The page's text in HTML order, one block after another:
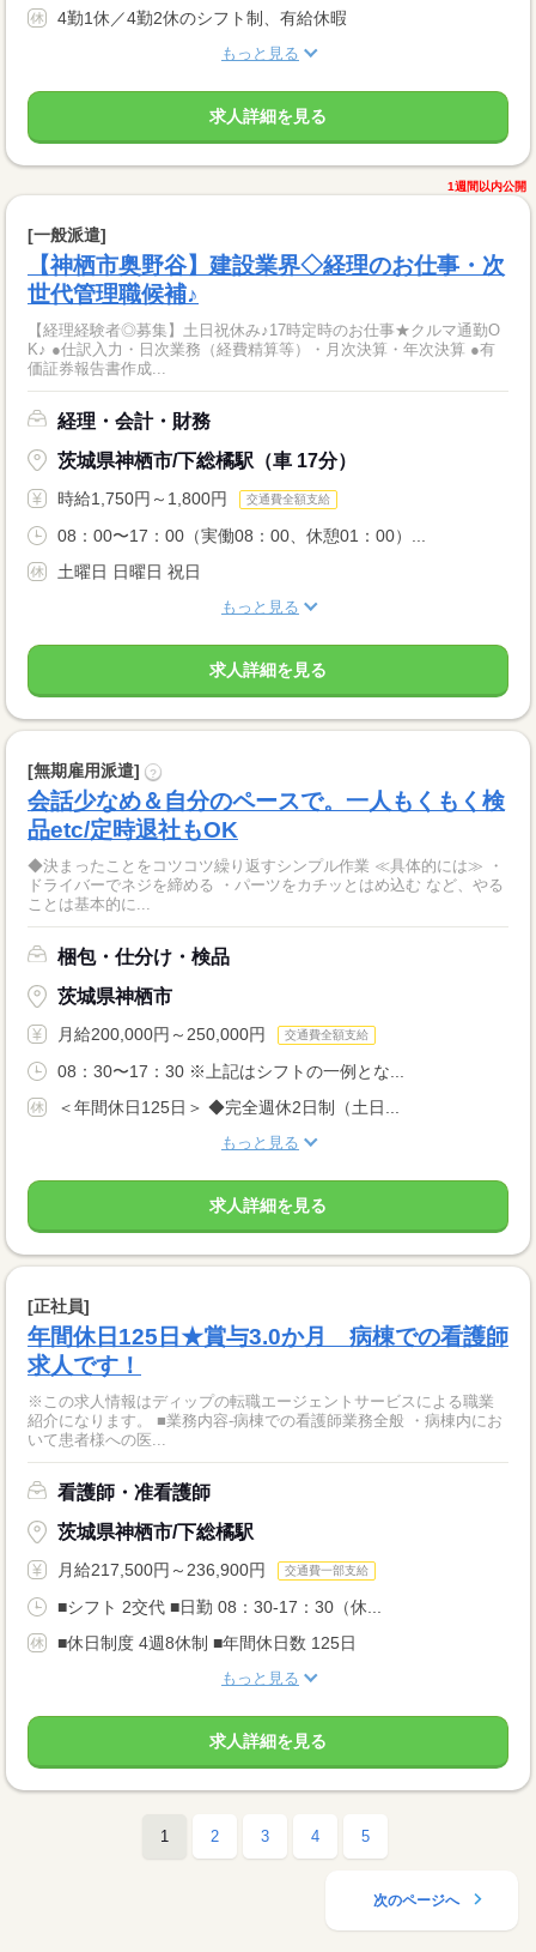
4勤1休／4勤2休のシフト制、有給休暇
もっと見る
求人詳細を見る
1週間以内公開
[一般派遣]
【神栖市奥野谷】建設業界◇経理のお仕事・次
世代管理職候補♪
【経理経験者◎募集】土日祝休み♪17時定時のお仕事★クルマ通勤O
K♪ ●仕訳入力・日次業務（経費精算等）・月次決算・年次決算 ●有
価証券報告書作成...
経理・会計・財務
茨城県神栖市/下総橘駅（車 17分）
時給1,750円～1,800円 交通費全額支給
08：00〜17：00（実働08：00、休憩01：00）...
土曜日 日曜日 祝日
もっと見る
求人詳細を見る
[無期雇用派遣] ?
会話少なめ＆自分のペースで。一人もくもく検
品etc/定時退社もOK
◆決まったことをコツコツ繰り返すシンプル作業 ≪具体的には≫ ・
ドライバーでネジを締める ・パーツをカチッとはめ込む など、やる
ことは基本的に...
梱包・仕分け・検品
茨城県神栖市
月給200,000円～250,000円 交通費全額支給
08：30〜17：30 ※上記はシフトの一例とな...
＜年間休日125日＞ ◆完全週休2日制（土日...
もっと見る
求人詳細を見る
[正社員]
年間休日125日★賞与3.0か月 病棟での看護師
求人です！
※この求人情報はディップの転職エージェントサービスによる職業
紹介になります。 ■業務内容‐病棟での看護師業務全般 ・病棟内にお
いて患者様への医...
看護師・准看護師
茨城県神栖市/下総橘駅
月給217,500円～236,900円 交通費一部支給
■シフト 2交代 ■日勤 08：30-17：30（休...
■休日制度 4週8休制 ■年間休日数 125日
もっと見る
求人詳細を見る
1 2 3 4 5
次のページへ